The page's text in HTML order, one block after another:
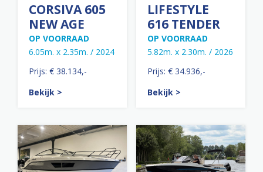
CORSIVA 605
NEW AGE
OP VOORRAAD
6.05m. x 2.35m. / 2024
Prijs: € 38.134,-
Bekijk >
LIFESTYLE
616 TENDER
OP VOORRAAD
5.82m. x 2.30m. / 2026
Prijs: € 34.936,-
Bekijk >